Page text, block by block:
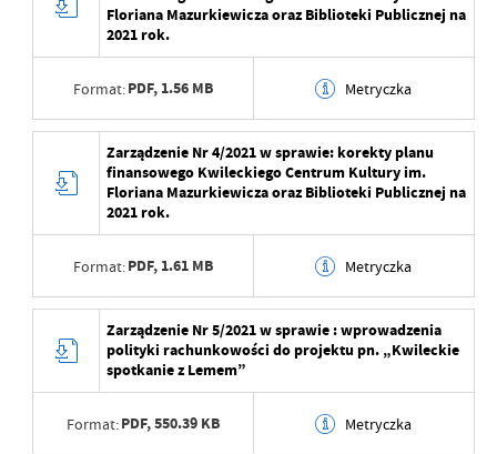
Ostatnio zaktualizował Anna Woźna
Wytworzył Piotr Ratajczak
Opublikował Piotr Ratajczak
Data ostatniej
aktualizacji
2023-02-15 10:01:09
Ostatnio zaktualizował Anna Woźna
Floriana Mazurkiewicza oraz Biblioteki Publicznej na
2021 rok.
Format:PDF, 1.56 MB Metryczka
Wytworzył Anna Woźna
Opublikował Anna Woźna
Data ostatniej
aktualizacji
2023-02-15 10:00:22
Ostatnio zaktualizował
Zarządzenie Nr 4/2021 w sprawie: korekty planu
finansowego Kwileckiego Centrum Kultury im.
Floriana Mazurkiewicza oraz Biblioteki Publicznej na
2021 rok.
Format:PDF, 1.61 MB Metryczka
Wytworzył Anna Woźna
Zarządzenie Nr 5/2021 w sprawie : wprowadzenia
polityki rachunkowości do projektu pn. „Kwileckie
spotkanie z Lemem”
Format:PDF,550.39 KB Metryczka